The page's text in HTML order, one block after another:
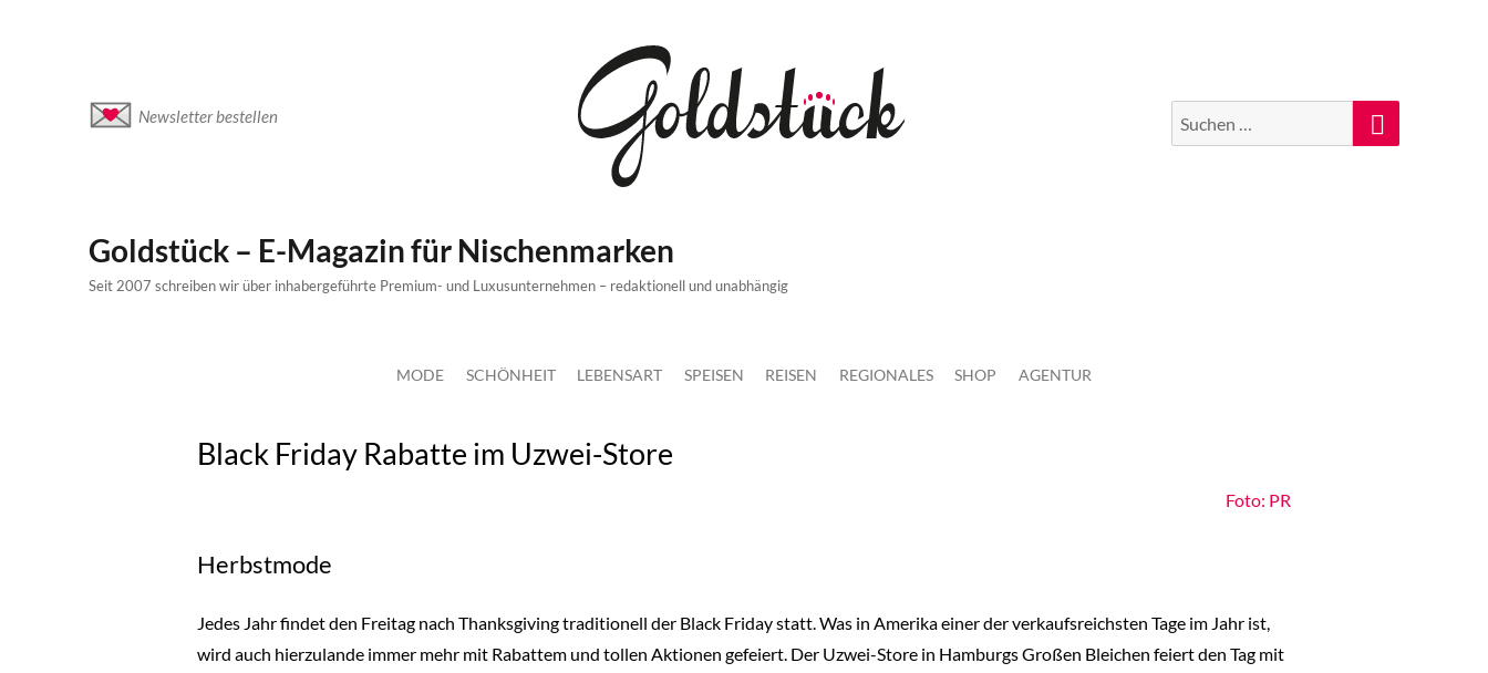
Newsletter bestellen
Suche
nach:
Suchen
Goldstück – E-Magazin für Nischenmarken
Seit 2007 schreiben wir über inhabergeführte Premium- und Luxusunternehmen – redaktionell und unabhängig
MODE SCHÖNHEIT LEBENSART SPEISEN REISEN REGIONALES SHOP AGENTUR
Black Friday Rabatte im Uzwei-Store
Foto: PR
Herbstmode
Jedes Jahr findet den Freitag nach Thanksgiving traditionell der Black Friday statt. Was in Amerika einer der verkaufsreichsten Tage im Jahr ist,
wird auch hierzulande immer mehr mit Rabattem und tollen Aktionen gefeiert. Der Uzwei-Store in Hamburgs Großen Bleichen feiert den Tag mit